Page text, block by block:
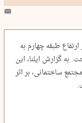
از ارتفاع طبقه چهارم به
به گزارش ایلنا، این
ساختمانی، بر اثر